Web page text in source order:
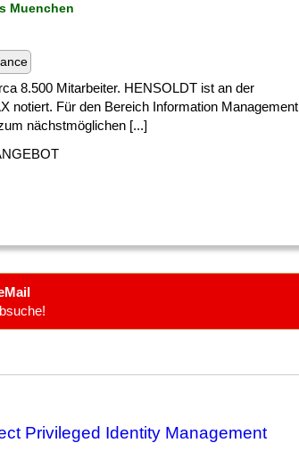
Muenchen
8.500 Mitarbeiter. HENSOLDT ist an der
notiert. Für den Bereich Information Management
nächstmöglichen [...]
Privileged Identity Management